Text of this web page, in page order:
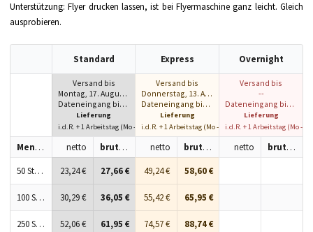
Unterstützung: Flyer drucken lassen, ist bei Flyermaschine ganz leicht. Gleich
ausprobieren.
Standard Express Overnight
Versand bis
Montag, 17. August 2026
Dateneingang bis 10:00 h
Lieferung
i.d.R. + 1 Arbeitstag (Mo - Fr)
Versand bis
Donnerstag, 13. August 2026
Dateneingang bis 10:00 h
Lieferung
i.d.R. + 1 Arbeitstag (Mo - Fr)
Versand bis
--
Dateneingang bis 10:00 h
Lieferung
i.d.R. + 1 Arbeitstag (Mo - Fr)
Menge netto brutto netto brutto netto
brutto
50 Stück
23,24 € 27,66 € 49,24 € 58,60 €
100 Stück 30,29 € 36,05 € 55,42 € 65,95 €
250 Stück 52,06 € 61,95 € 74,57 € 88,74 €